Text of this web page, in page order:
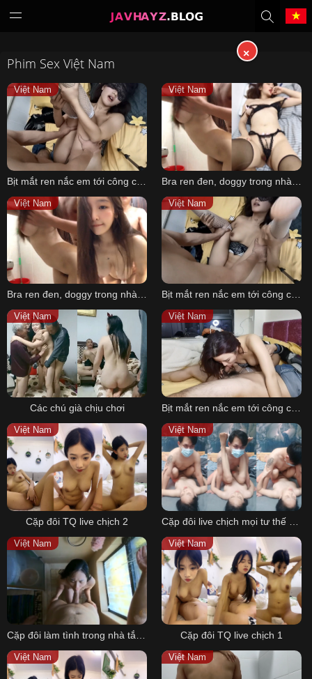
Tiếng Việt 中文（繁體）
中文（简体） English
日本語 한국어
Melayu ภาษาไทย
Deutsch Français
Indonesia Filipino
Português Türkçe
हिन्दी Español
Italiano Nederlands
Английский
×
Phim Sex Việt Nam
Việt Nam Việt Nam
Việt Nam
Bra ren đen, doggy trong nhà tắm 1
Việt Nam
Bịt mắt ren nắc em tới công chiện 2
Việt Nam
Các chú già chịu chơi
Việt Nam
Việt Nam
Cặp đôi TQ live chịch 2
Việt Nam
Việt Nam Việt Nam
Cặp đôi TQ live chịch 1
Việt Nam Việt Nam